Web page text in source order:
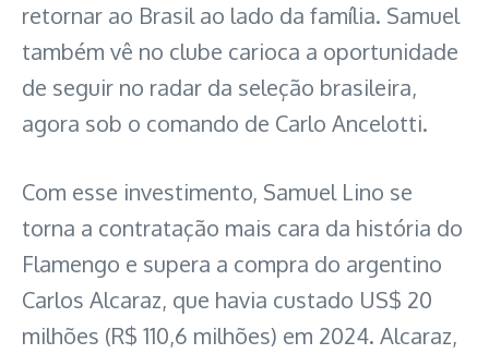
retornar ao Brasil ao lado da família. Samuel
também vê no clube carioca a oportunidade
de seguir no radar da seleção brasileira,
agora sob o comando de Carlo Ancelotti.
Com esse investimento, Samuel Lino se
torna a contratação mais cara da história do
Flamengo e supera a compra do argentino
Carlos Alcaraz, que havia custado US$ 20
milhões (R$ 110,6 milhões) em 2024. Alcaraz,